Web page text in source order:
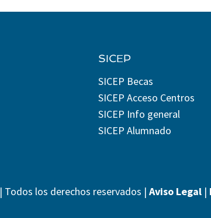
SICEP
SICEP Becas
SICEP Acceso Centros
SICEP Info general
SICEP Alumnado
| Todos los derechos reservados | Aviso Legal|